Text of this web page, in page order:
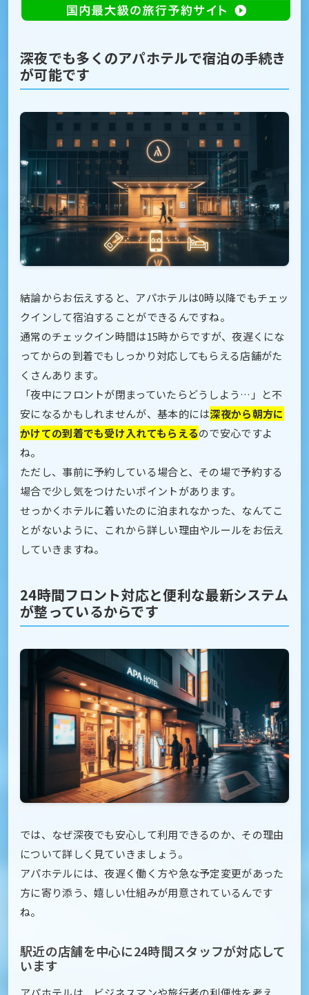
深夜でも多くのアパホテルで宿泊の手続き
が可能です
結論からお伝えすると、アパホテルは0時以降でもチェッ
クインして宿泊することができるんですね。
通常のチェックイン時間は15時からですが、夜遅くにな
ってからの到着でもしっかり対応してもらえる店舗がた
くさんあります。
「夜中にフロントが閉まっていたらどうしよう…」と不
安になるかもしれませんが、基本的には深夜から朝方に
かけての到着でも受け入れてもらえるので安心ですよ
ね。
ただし、事前に予約している場合と、その場で予約する
場合で少し気をつけたいポイントがあります。
せっかくホテルに着いたのに泊まれなかった、なんてこ
とがないように、これから詳しい理由やルールをお伝え
していきますね。
24時間フロント対応と便利な最新システム
が整っているからです
では、なぜ深夜でも安心して利用できるのか、その理由
について詳しく見ていきましょう。
アパホテルには、夜遅く働く方や急な予定変更があった
方に寄り添う、嬉しい仕組みが用意されているんです
ね。
駅近の店舗を中心に24時間スタッフが対応して
います